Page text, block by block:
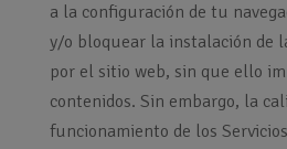
a la configuración de tu
y/o bloquear la instalación de
por el sitio web, sin que ello
contenidos. Sin embargo, la
funcionamiento de los